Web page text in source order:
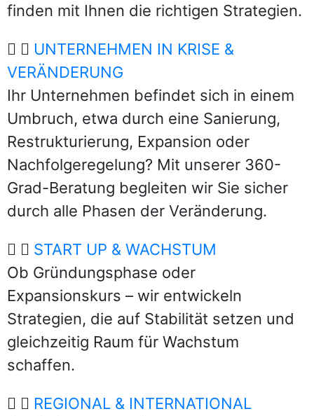
finden mit Ihnen die richtigen Strategien.
UNTERNEHMEN IN KRISE &
VERÄNDERUNG
Ihr Unternehmen befindet sich in einem
Umbruch, etwa durch eine Sanierung,
Restrukturierung, Expansion oder
Nachfolgeregelung? Mit unserer 360-
Grad-Beratung begleiten wir Sie sicher
durch alle Phasen der Veränderung.
START UP & WACHSTUM
Ob Gründungsphase oder
Expansionskurs – wir entwickeln
Strategien, die auf Stabilität setzen und
gleichzeitig Raum für Wachstum
schaffen.
REGIONAL & INTERNATIONAL